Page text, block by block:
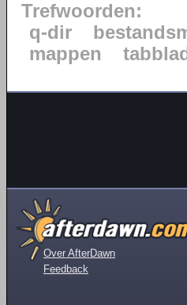
Trefwoorden:
q-dir
mappen
Over AfterDawn
Feedback